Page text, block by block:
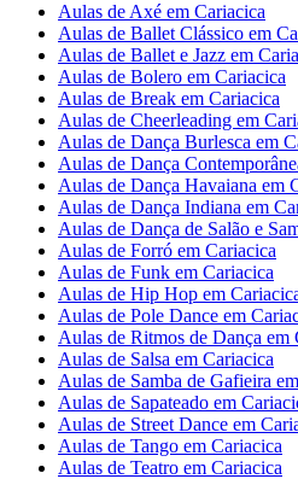
Aulas de Axé em Cariacica
Aulas de Ballet Clássico em
Aulas de Ballet e Jazz em
Aulas de Bolero em Cariacica
Aulas de Break em Cariacica
Aulas de Cheerleading em
Aulas de Dança Burlesca em
Aulas de Dança
Aulas de Dança Havaiana em
Aulas de Dança Indiana em
Aulas de Dança de Salão e
Aulas de Forró em Cariacica
Aulas de Funk em Cariacica
Aulas de Hip Hop em
Aulas de Pole Dance em
Aulas de Ritmos de Dança em
Aulas de Salsa em Cariacica
Aulas de Samba de Gafieira
Aulas de Sapateado em
Aulas de Street Dance em
Aulas de Tango em Cariacica
Aulas de Teatro em Cariacica